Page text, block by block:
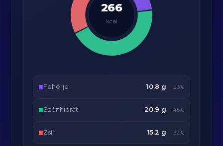
266
kcal
Fehérje 10.8 g 23%
Szénhidrát 20.9 g 45%
Zsír 15.2 g 32%